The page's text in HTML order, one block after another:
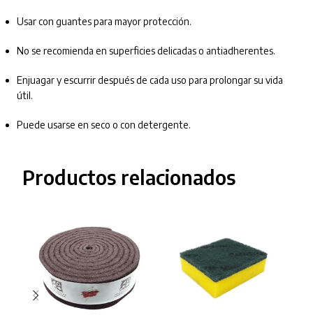
Usar con guantes para mayor protección.
No se recomienda en superficies delicadas o antiadherentes.
Enjuagar y escurrir después de cada uso para prolongar su vida
útil.
Puede usarse en seco o con detergente.
Productos relacionados